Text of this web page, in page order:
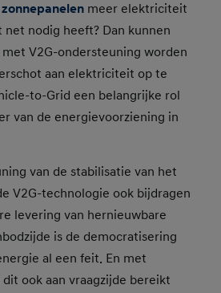
meer elektriciteit
nodig heeft? Dan kunnen
V2G-ondersteuning worden
aan elektriciteit op te
to-Grid een belangrijke rol
van de energievoorziening in
van de stabilisatie van het
V2G-technologie ook bijdragen
levering van hernieuwbare
is de democratisering
al een feit. En met
ook aan vraagzijde bereikt